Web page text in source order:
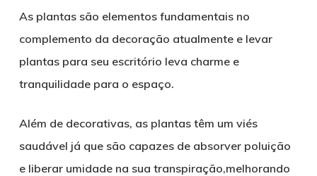
As plantas são elementos fundamentais no
complemento da decoração atualmente e levar
plantas para seu escritório leva charme e
tranquilidade para o espaço.
Além de decorativas, as plantas têm um viés
saudável já que são capazes de absorver poluição
e liberar umidade na sua transpiração,melhorando